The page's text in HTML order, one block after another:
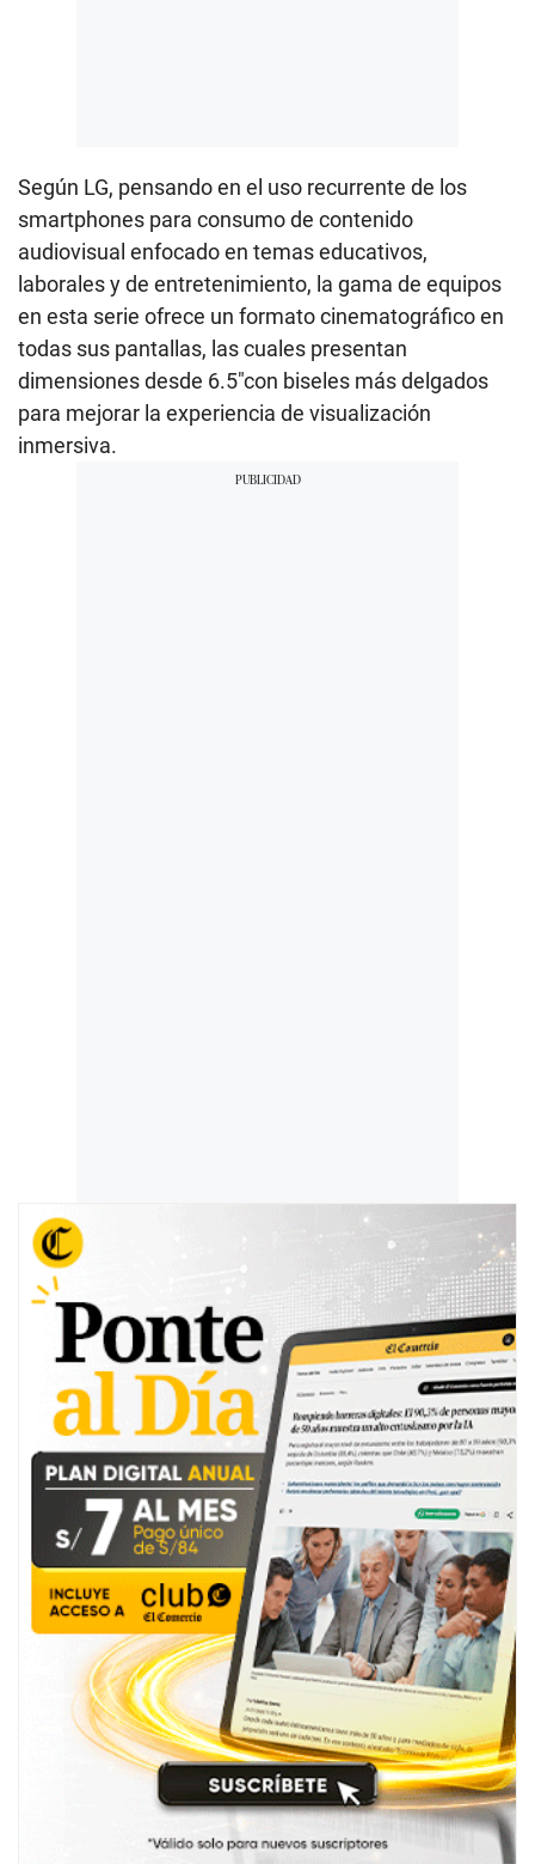
Según LG, pensando en el uso recurrente de los
smartphones para consumo de contenido
audiovisual enfocado en temas educativos,
laborales y de entretenimiento, la gama de equipos
en esta serie ofrece un formato cinematográfico en
todas sus pantallas, las cuales presentan
dimensiones desde 6.5″con biseles más delgados
para mejorar la experiencia de visualización
inmersiva.